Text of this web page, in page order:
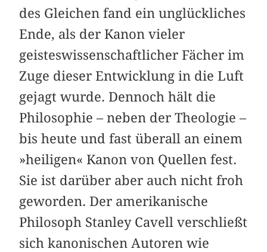
des Gleichen fand ein unglückliches
Ende, als der Kanon vieler
geisteswissenschaftlicher Fächer im
Zuge dieser Entwicklung in die Luft
gejagt wurde. Dennoch hält die
Philosophie – neben der Theologie –
bis heute und fast überall an einem
»heiligen« Kanon von Quellen fest.
Sie ist darüber aber auch nicht froh
geworden. Der amerikanische
Philosoph Stanley Cavell verschließt
sich kanonischen Autoren wie